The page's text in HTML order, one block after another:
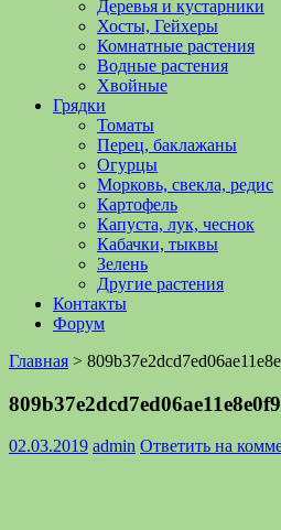
Деревья и кустарники
Хосты, Гейхеры
Комнатные растения
Водные растения
Хвойные
Грядки
Томаты
Перец, баклажаны
Огурцы
Морковь, свекла, редис
Картофель
Капуста, лук, чеснок
Кабачки, тыквы
Зелень
Другие растения
Контакты
Форум
Главная >
02.03.2019 admin Ответить на